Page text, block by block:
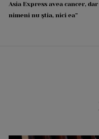
Asia Express avea cancer, dar
nimeni nu știa, nici ea”